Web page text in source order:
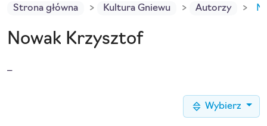
Strona główna Kultura Gniewu Autorzy
Nowak Krzysztof
Wybierz